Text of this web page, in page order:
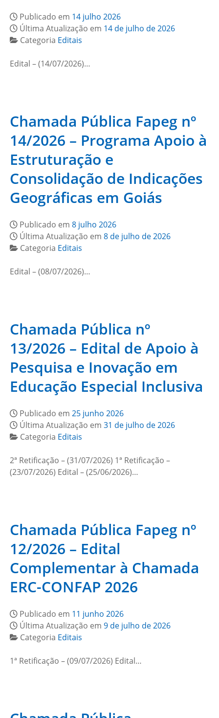
Publicado em 14 julho 2026
Última Atualização em 14 de julho de 2026
Categoria Editais
Edital – (14/07/2026)…
Chamada Pública Fapeg nº
14/2026 – Programa Apoio à
Estruturação e
Consolidação de Indicações
Geográficas em Goiás
Publicado em 8 julho 2026
Última Atualização em 8 de julho de 2026
Categoria Editais
Edital – (08/07/2026)…
Chamada Pública nº
13/2026 – Edital de Apoio à
Pesquisa e Inovação em
Educação Especial Inclusiva
Publicado em 25 junho 2026
Última Atualização em 31 de julho de 2026
Categoria Editais
2ª Retificação – (31/07/2026) 1ª Retificação –
(23/07/2026) Edital – (25/06/2026)…
Chamada Pública Fapeg nº
12/2026 – Edital
Complementar à Chamada
ERC-CONFAP 2026
Publicado em 11 junho 2026
Última Atualização em 9 de julho de 2026
Categoria Editais
1ª Retificação – (09/07/2026) Edital…